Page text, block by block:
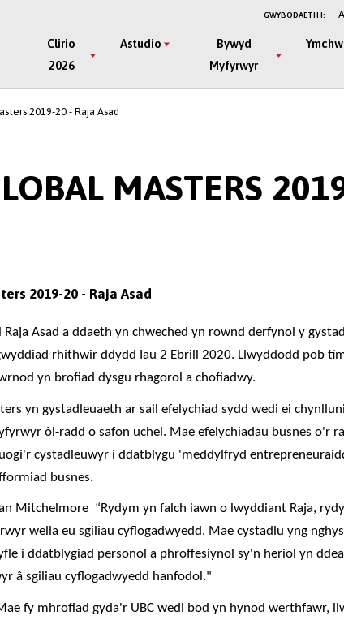
GWYBODAETH I:
Menu
Clirio
2026
Astudio
Bywyd
Myfyrwyr
2019-20 - Raja Asad
MASTERS
2019-20 - Raja Asad
Raja Asad a ddaeth yn chweched yn rownd derfynol y
rhithwir ddydd Iau 2 Ebrill 2020. Llwyddodd pob
yn brofiad dysgu rhagorol a chofiadwy.
yn gystadleuaeth ar sail efelychiad sydd wedi ei
ôl-radd o safon uchel. Mae efelychiadau busnes o'r
cystadleuwyr i ddatblygu 'meddylfryd
busnes.
Mitchelmore “Rydym yn falch iawn o lwyddiant Raja,
wella eu sgiliau cyflogadwyedd. Mae cystadlu yng
i ddatblygiad personol a phroffesiynol sy'n heriol yn
â sgiliau cyflogadwyedd hanfodol."
fy mhrofiad gyda'r UBC wedi bod yn hynod werthfawr,